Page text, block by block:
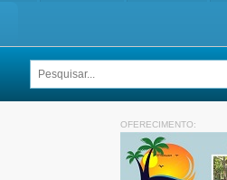
após ser arrastada por carro
OFERECIMENTO: